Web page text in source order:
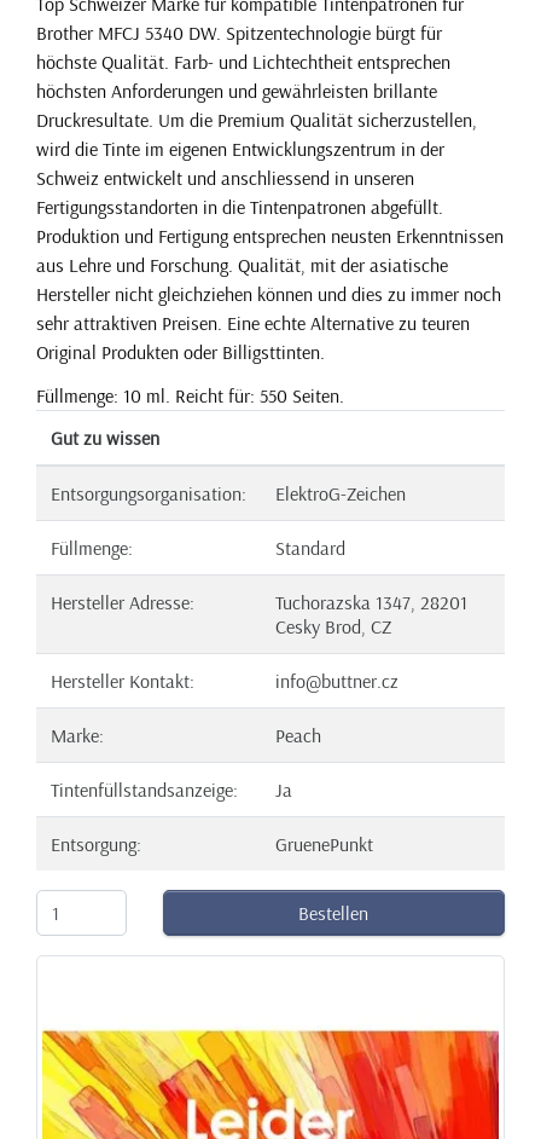
Brother MFCJ 5340 DW. Spitzentechnologie bürgt für
höchste Qualität. Farb- und Lichtechtheit entsprechen
höchsten Anforderungen und gewährleisten brillante
Druckresultate. Um die Premium Qualität sicherzustellen,
wird die Tinte im eigenen Entwicklungszentrum in der
Schweiz entwickelt und anschliessend in unseren
Fertigungsstandorten in die Tintenpatronen abgefüllt.
Produktion und Fertigung entsprechen neusten Erkenntnissen
aus Lehre und Forschung. Qualität, mit der asiatische
Hersteller nicht gleichziehen können und dies zu immer noch
sehr attraktiven Preisen. Eine echte Alternative zu teuren
Original Produkten oder Billigsttinten.
Füllmenge: 10 ml. Reicht für: 550 Seiten.
Gut zu wissen
Entsorgungsorganisation: ElektroG-Zeichen
Füllmenge: Standard
Hersteller Adresse:
Tuchorazska 1347, 28201
Cesky Brod, CZ
Hersteller Kontakt: info@buttner.cz
Marke: Peach
Tintenfüllstandsanzeige: Ja
Entsorgung: GruenePunkt
Bestellen